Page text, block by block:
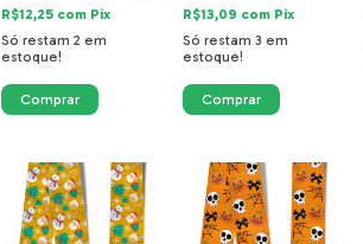
R$12,25 com Pix
Só restam 2 em
estoque!
R$13,09 com Pix
Só restam 3 em
estoque!